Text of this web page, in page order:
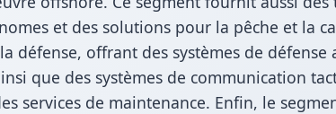
et des solutions pour la pêche et la
défense, offrant des systèmes de défense
que des systèmes de communication
services de maintenance. Enfin, le